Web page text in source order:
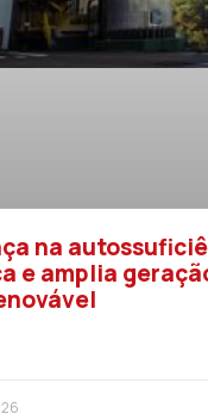
na
e amplia